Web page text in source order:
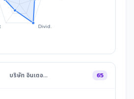
Divid.
บริษัท อินเตอ… 65